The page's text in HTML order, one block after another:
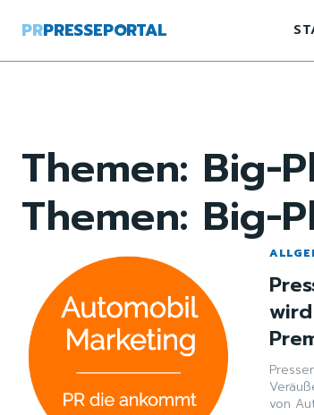
PRPRESSEPORTAL
Themen: Big-
Themen: Big-
von